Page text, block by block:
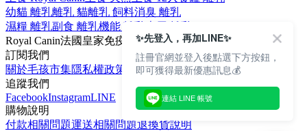
幼貓 離乳離乳 貓離乳 飼料消臭 離乳
濕糧 離乳副食 離乳機能 離乳
Royal Canin法國皇家免疫力離乳貓幼貓
訂閱我們
關於毛孩市集隱私權政策
文章
追蹤我們
FacebookInstagramLINE
購物說明
付款相關問題運送相關問題退換貨說明
✨先登入，再加LINE✨
註冊官網並登入後點選下方按鈕，
即可獲得最新優惠訊息💰
連結 LINE 帳號